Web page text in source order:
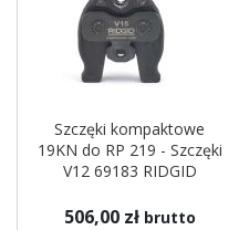
Szczęki kompaktowe
19KN do RP 219 - Szczęki
V12 69183 RIDGID
506,00 zł brutto